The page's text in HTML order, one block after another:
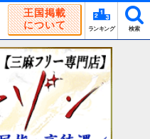
王国掲載
について
ランキング 検索